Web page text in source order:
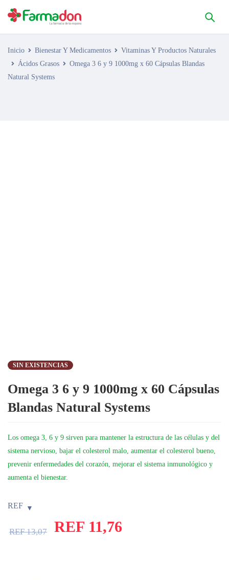
Inicio Bienestar Y Medicamentos
Vitaminas Y Productos Naturales
Ácidos Grasos
Omega 3 6 y 9 1000mg x 60 Cápsulas Blandas
Natural Systems
SIN EXISTENCIAS
Omega 3 6 y 9 1000mg x 60 Cápsulas
Blandas Natural Systems
Los omega 3, 6 y 9 sirven para mantener la estructura de las células y del
sistema nervioso, bajar el colesterol malo, aumentar el colesterol bueno,
prevenir enfermedades del corazón, mejorar el sistema inmunológico y
aumenta el bienestar.
REF
REF13,07 REF 11,76